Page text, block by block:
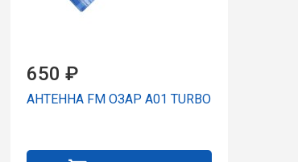
650 ₽
АНТЕННА FM ОЗАР A01 TURBO